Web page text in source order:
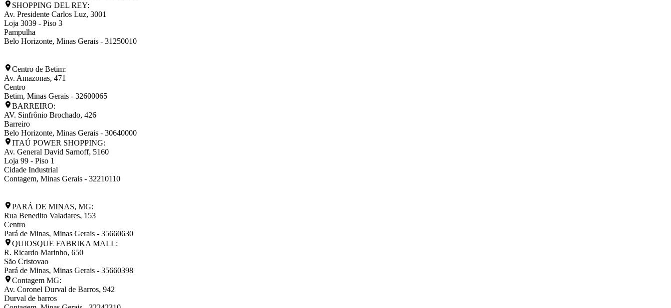
SHOPPING DEL REY:
Av. Presidente Carlos Luz, 3001
Loja 3039 - Piso 3
Pampulha
Belo Horizonte, Minas Gerais - 31250010
Centro de Betim:
Av. Amazonas, 471
Centro
Betim, Minas Gerais - 32600065
BARREIRO:
AV. Sinfrônio Brochado, 426
Barreiro
Belo Horizonte, Minas Gerais - 30640000
ITAÚ POWER SHOPPING:
Av. General David Sarnoff, 5160
Loja 99 - Piso 1
Cidade Industrial
Contagem, Minas Gerais - 32210110
PARÁ DE MINAS, MG:
Rua Benedito Valadares, 153
Centro
Pará de Minas, Minas Gerais - 35660630
QUIOSQUE FABRIKA MALL:
R. Ricardo Marinho, 650
São Cristovao
Pará de Minas, Minas Gerais - 35660398
Contagem MG:
Av. Coronel Durval de Barros, 942
Durval de barros